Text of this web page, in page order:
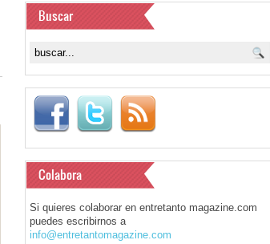
Buscar
Colabora
Si quieres colaborar en entretanto magazine.com
puedes escribirnos a
info@entretantomagazine.com